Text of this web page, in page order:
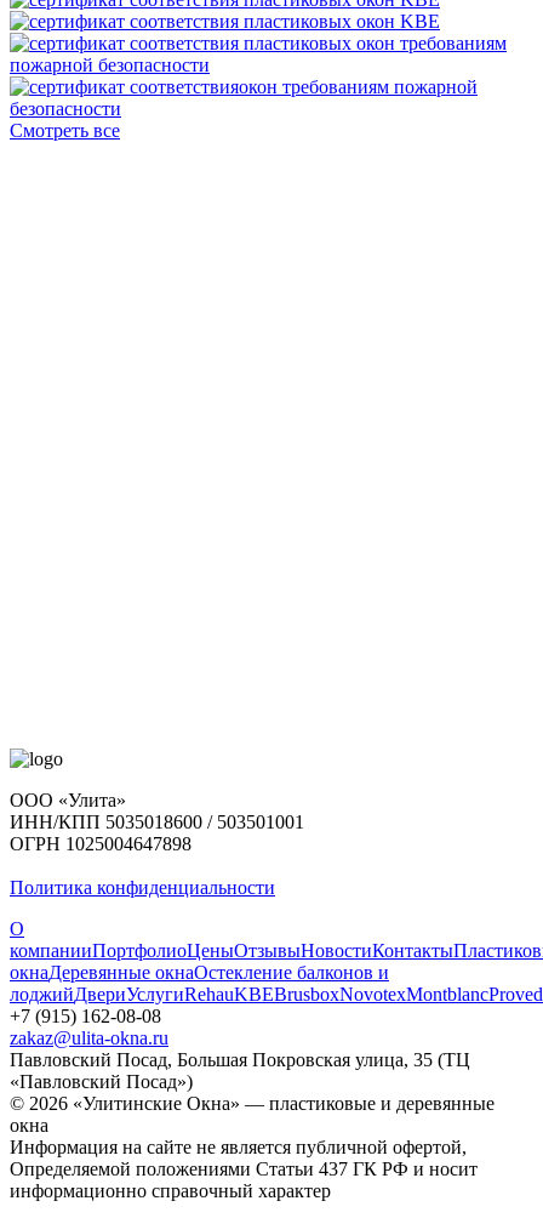
Смотреть все
ООО «Улита»
ИНН/КПП 5035018600 / 503501001
ОГРН 1025004647898
Политика конфиденциальности
О
компанииПортфолиоЦеныОтзывыНовостиКонтакты
окнаДеревянные окнаОстекление балконов и
лоджийДвериУслугиRehauKBEBrusboxNovotexMontblanc
+7 (915) 162-08-08
zakaz@ulita-okna.ru
Павловский Посад, Большая Покровская улица, 35 (ТЦ
«Павловский Посад»)
© 2026 «Улитинские Окна» — пластиковые и деревянные
окна
Информация на сайте не является публичной офертой,
Определяемой положениями Статьи 437 ГК РФ и носит
информационно справочный характер